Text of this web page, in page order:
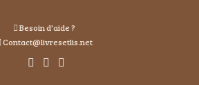
Besoin d'aide ?
Contact@livresetlis.net